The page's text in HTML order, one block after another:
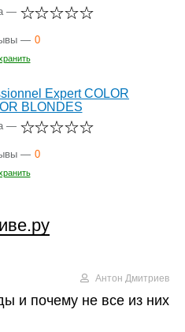
—
— 0
Expert COLOR
BLONDES
—
— 0
Антон Дмитриев
и почему не все из них